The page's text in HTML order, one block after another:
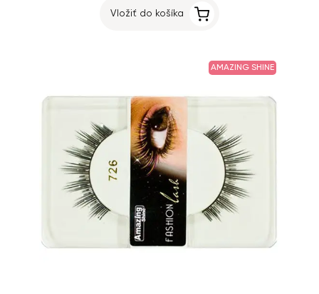
Vložiť do košíka
AMAZING SHINE